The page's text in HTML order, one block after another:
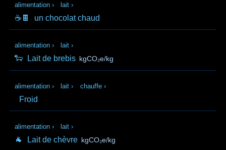
alimentation › lait ›
☕🍫 un chocolat chaud
alimentation › lait ›
🐑 Lait de brebis kgCO₂e/kg
alimentation › lait › chauffe ›
Froid
alimentation › lait ›
🐐 Lait de chèvre kgCO₂e/kg